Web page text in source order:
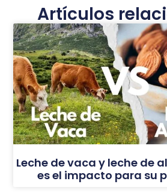
Artículos
Leche de vaca y leche de
es el impacto para su